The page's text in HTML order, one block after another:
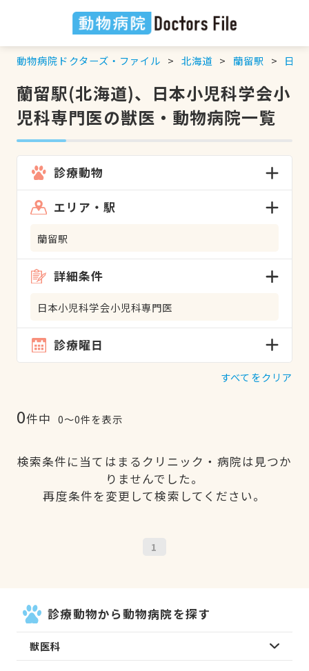
動物病院ドクターズ・ファイル 北海道 蘭留駅 日本
蘭留駅(北海道)、日本小児科学会小
児科専門医の獣医・動物病院一覧
診療動物
エリア・駅
蘭留駅
詳細条件
日本小児科学会小児科専門医
診療曜日
すべてをクリア
0件中 0〜0件を表示
検索条件に当てはまるクリニック・病院は見つか
りませんでした。
再度条件を変更して検索してください。
1
診療動物から動物病院を探す
獣医科